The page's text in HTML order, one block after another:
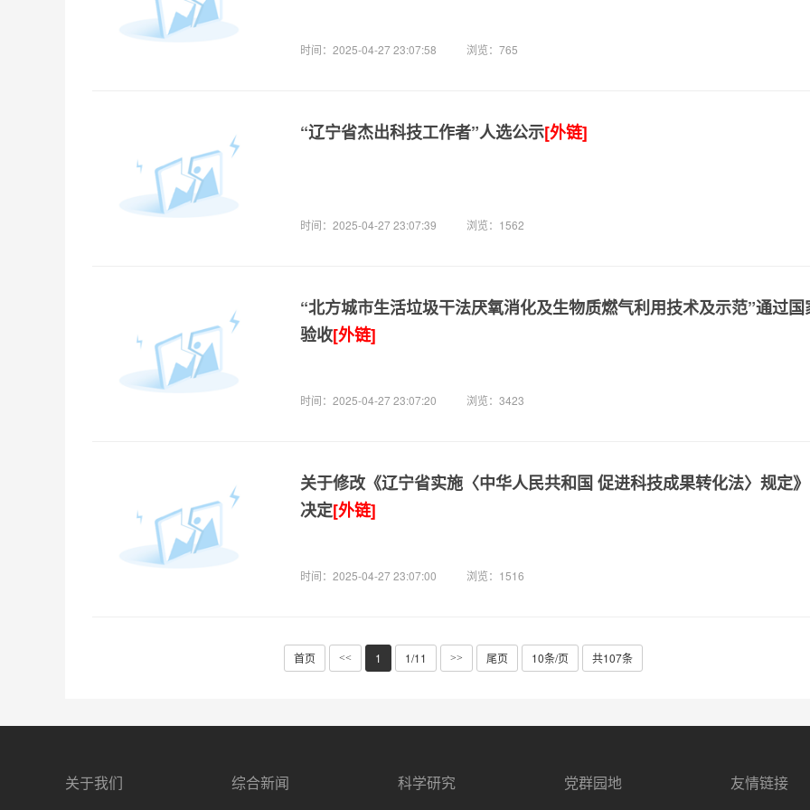
时间：2025-04-27 23:07:58 浏览：765
“辽宁省杰出科技工作者”人选公示[外链]
时间：2025-04-27 23:07:39 浏览：1562
“北方城市生活垃圾干法厌氧消化及生物质燃气利用技术及示范”通过国
验收[外链]
时间：2025-04-27 23:07:20 浏览：3423
关于修改《辽宁省实施〈中华人民共和国 促进科技成果转化法〉规定
决定[外链]
时间：2025-04-27 23:07:00 浏览：1516
首页 << 1 1/11 >> 尾页 10条/页 共107条
关于我们 综合新闻 科学研究 党群园地 友情链接